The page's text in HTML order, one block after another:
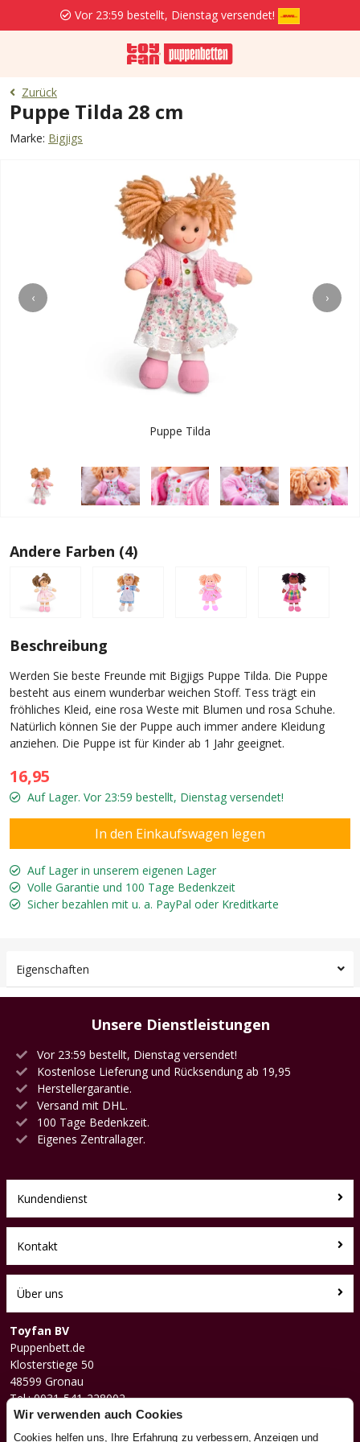
Vor 23:59 bestellt, Dienstag versendet!
Zurück
Puppe Tilda 28 cm
Marke: Bigjigs
‹ ›
Puppe Tilda
Andere Farben (4)
Beschreibung
Werden Sie beste Freunde mit Bigjigs Puppe Tilda. Die Puppe
besteht aus einem wunderbar weichen Stoff. Tess trägt ein
fröhliches Kleid, eine rosa Weste mit Blumen und rosa Schuhe.
Natürlich können Sie der Puppe auch immer andere Kleidung
anziehen. Die Puppe ist für Kinder ab 1 Jahr geeignet.
16,95
Auf Lager. Vor 23:59 bestellt, Dienstag versendet!
Auf Lager in unserem eigenen Lager
Volle Garantie und 100 Tage Bedenkzeit
Sicher bezahlen mit u. a. PayPal oder Kreditkarte
Eigenschaften
Unsere Dienstleistungen
Vor 23:59 bestellt, Dienstag versendet!
Kostenlose Lieferung und Rücksendung ab 19,95
Herstellergarantie.
Versand mit DHL.
100 Tage Bedenkzeit.
Eigenes Zentrallager.
Kundendienst
Kontakt
Über uns
Toyfan BV
Puppenbett.de
Klosterstiege 50
48599 Gronau
Tel.: 0031-541-228002
Facebook
Instagram
Wir verwenden auch Cookies
Cookies helfen uns, Ihre Erfahrung zu verbessern, Anzeigen und